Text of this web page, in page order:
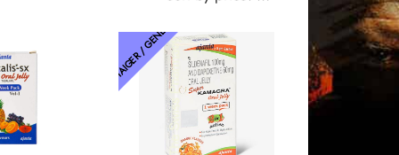
THAIGER / GENETIC